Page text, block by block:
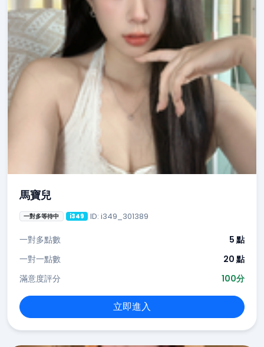
馬寶兒
一對多等待中 i349 ID: i349_301389
一對多點數
5 點
一對一點數
20 點
滿意度評分
100分
立即進入